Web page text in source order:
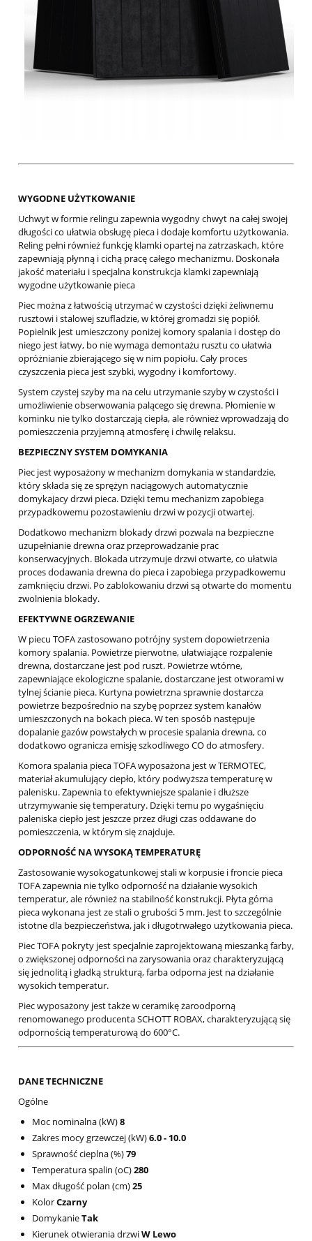
WYGODNE UŻYTKOWANIE
Uchwyt w formie relingu zapewnia wygodny chwyt na całej swojej
długości co ułatwia obsługę pieca i dodaje komfortu użytkowania.
Reling pełni również funkcję klamki opartej na zatrzaskach, które
zapewniają płynną i cichą pracę całego mechanizmu. Doskonała
jakość materiału i specjalna konstrukcja klamki zapewniają
wygodne użytkowanie pieca
Piec można z łatwością utrzymać w czystości dzięki żeliwnemu
rusztowi i stalowej szufladzie, w której gromadzi się popiół.
Popielnik jest umieszczony poniżej komory spalania i dostęp do
niego jest łatwy, bo nie wymaga demontażu rusztu co ułatwia
opróżnianie zbierającego się w nim popiołu. Cały proces
czyszczenia pieca jest szybki, wygodny i komfortowy.
System czystej szyby ma na celu utrzymanie szyby w czystości i
umożliwienie obserwowania palącego się drewna. Płomienie w
kominku nie tylko dostarczają ciepła, ale również wprowadzają do
pomieszczenia przyjemną atmosferę i chwilę relaksu.
BEZPIECZNY SYSTEM DOMYKANIA
Piec jest wyposażony w mechanizm domykania w standardzie,
który składa się ze sprężyn naciągowych automatycznie
domykajacy drzwi pieca. Dzięki temu mechanizm zapobiega
przypadkowemu pozostawieniu drzwi w pozycji otwartej.
Dodatkowo mechanizm blokady drzwi pozwala na bezpieczne
uzupełnianie drewna oraz przeprowadzanie prac
konserwacyjnych. Blokada utrzymuje drzwi otwarte, co ułatwia
proces dodawania drewna do pieca i zapobiega przypadkowemu
zamknięciu drzwi. Po zablokowaniu drzwi są otwarte do momentu
zwolnienia blokady.
EFEKTYWNE OGRZEWANIE
W piecu TOFA zastosowano potrójny system dopowietrzenia
komory spalania. Powietrze pierwotne, ułatwiające rozpalenie
drewna, dostarczane jest pod ruszt. Powietrze wtórne,
zapewniające ekologiczne spalanie, dostarczane jest otworami w
tylnej ścianie pieca. Kurtyna powietrzna sprawnie dostarcza
powietrze bezpośrednio na szybę poprzez system kanałów
umieszczonych na bokach pieca. W ten sposób następuje
dopalanie gazów powstałych w procesie spalania drewna, co
dodatkowo ogranicza emisję szkodliwego CO do atmosfery.
Komora spalania pieca TOFA wyposażona jest w TERMOTEC,
materiał akumulujący ciepło, który podwyższa temperaturę w
palenisku. Zapewnia to efektywniejsze spalanie i dłuższe
utrzymywanie się temperatury. Dzięki temu po wygaśnięciu
paleniska ciepło jest jeszcze przez długi czas oddawane do
pomieszczenia, w którym się znajduje.
ODPORNOŚĆ NA WYSOKĄ TEMPERATURĘ
Zastosowanie wysokogatunkowej stali w korpusie i froncie pieca
TOFA zapewnia nie tylko odporność na działanie wysokich
temperatur, ale również na stabilność konstrukcji. Płyta górna
pieca wykonana jest ze stali o grubości 5 mm. Jest to szczególnie
istotne dla bezpieczeństwa, jak i długotrwałego użytkowania pieca.
Piec TOFA pokryty jest specjalnie zaprojektowaną mieszanką farby,
o zwiększonej odporności na zarysowania oraz charakteryzującą
się jednolitą i gładką strukturą, farba odporna jest na działanie
wysokich temperatur.
Piec wyposażony jest także w ceramikę żaroodporną
renomowanego producenta SCHOTT ROBAX, charakteryzującą się
odpornością temperaturową do 600°C.
DANE TECHNICZNE
Ogólne
Moc nominalna (kW)8
Zakres mocy grzewczej (kW)6.0 - 10.0
Sprawność cieplna (%)79
Temperatura spalin (oC)280
Max długość polan (cm)25
KolorCzarny
DomykanieTak
Kierunek otwierania drzwiW Lewo